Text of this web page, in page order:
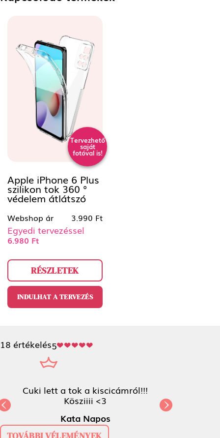
Tervezhető
saját
fotóval is!
Apple iPhone 6 Plus
szilikon tok 360 °
védelem átlátszó
Webshop ár 3.990 Ft
Egyedi tervezéssel
6.980 Ft
RÉSZLETEK
INDULHAT A TERVEZÉS
18 értékelés5
Cuki lett a tok a kiscicámról!!! Kösziiii <3
Kata Napos
Previous